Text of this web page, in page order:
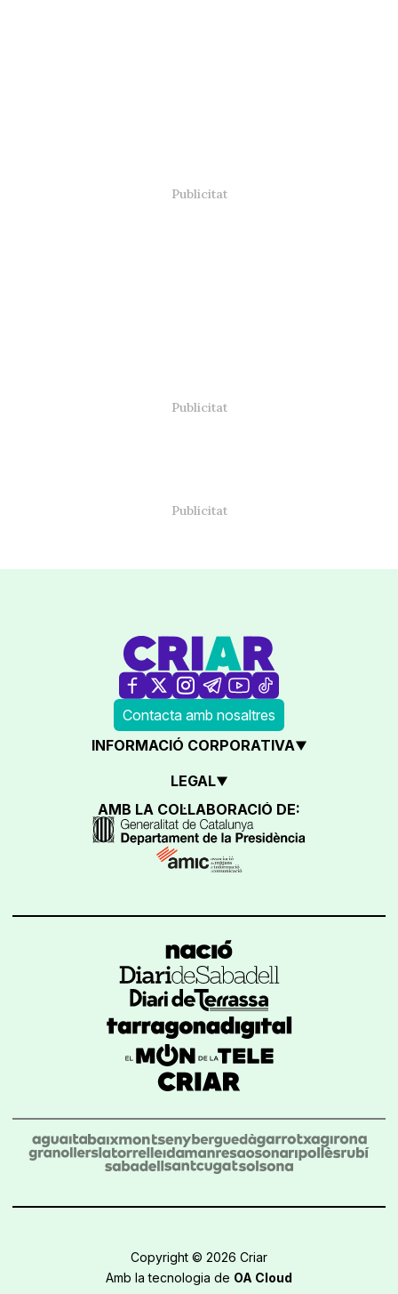
Contacta amb nosaltres
INFORMACIÓ CORPORATIVA
LEGAL
AMB LA COL·LABORACIÓ DE:
Copyright © 2026 Criar
Amb la tecnologia de OA Cloud